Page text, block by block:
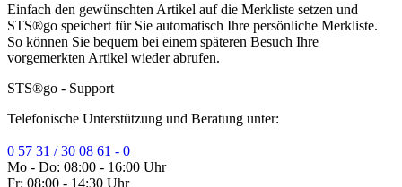
Einfach den gewünschten Artikel auf die Merkliste setzen und
STS®go speichert für Sie automatisch Ihre persönliche Merkliste.
So können Sie bequem bei einem späteren Besuch Ihre
vorgemerkten Artikel wieder abrufen.
STS®go - Support
Telefonische Unterstützung und Beratung unter:
0 57 31 / 30 08 61 - 0
Mo - Do: 08:00 - 16:00 Uhr
Fr: 08:00 - 14:30 Uhr